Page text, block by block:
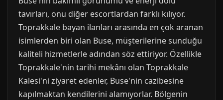
tavırları, onu diğer escortlardan farklı kılıyor.
Toprakkale bayan ilanları arasında en çok aranan
isimlerden biri olan Buse, müşterilerine sunduğu
kaliteli hizmetlerle adından söz ettiriyor. Özellikle
Toprakkale'nin tarihi mekânı olan Toprakkale
Kalesi'ni ziyaret edenler, Buse'nin cazibesine
kapılmaktan kendilerini alamıyorlar. Bölgenin